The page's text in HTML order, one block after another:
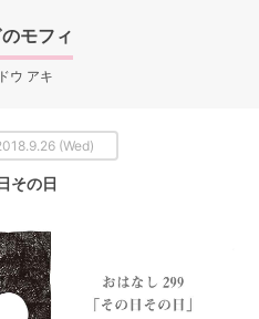
モフィ
ウ アキ
(Wed)
その日